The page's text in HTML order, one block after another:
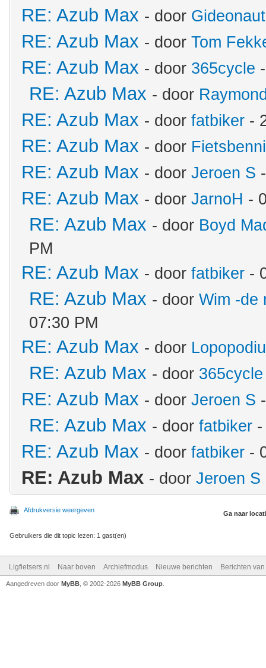
RE: Azub Max - door Gideonaut
RE: Azub Max - door Tom
RE: Azub Max - door 365cycle
RE: Azub Max - door
RE: Azub Max - door fatbiker -
RE: Azub Max - door
RE: Azub Max - door Jeroen S
RE: Azub Max - door JarnoH -
RE: Azub Max - door Boyd
PM
RE: Azub Max - door fatbiker -
RE: Azub Max - door Wim -de
07:30 PM
RE: Azub Max - door
RE: Azub Max - door 365cycle
RE: Azub Max - door Jeroen S
RE: Azub Max - door fatbiker
RE: Azub Max - door fatbiker -
RE: Azub Max - door Jeroen S
Afdrukversie weergeven Ga naar
Gebruikers die dit topic lezen: 1 gast(en)
Ligfietsers.nl Naar boven Archiefmodus Nieuwe berichten Berichten
Aangedreven door MyBB , © 2002-2026 MyBB Group